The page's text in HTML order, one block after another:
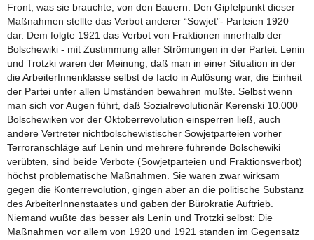
Front, was sie brauchte, von den Bauern. Den Gipfelpunkt dieser
Maßnahmen stellte das Verbot anderer “Sowjet”- Parteien 1920
dar. Dem folgte 1921 das Verbot von Fraktionen innerhalb der
Bolschewiki - mit Zustimmung aller Strömungen in der Partei. Lenin
und Trotzki waren der Meinung, daß man in einer Situation in der
die ArbeiterInnenklasse selbst de facto in Aulösung war, die Einheit
der Partei unter allen Umständen bewahren mußte. Selbst wenn
man sich vor Augen führt, daß Sozialrevolutionär Kerenski 10.000
Bolschewiken vor der Oktoberrevolution einsperren ließ, auch
andere Vertreter nichtbolschewistischer Sowjetparteien vorher
Terroranschläge auf Lenin und mehrere führende Bolschewiki
verübten, sind beide Verbote (Sowjetparteien und Fraktionsverbot)
höchst problematische Maßnahmen. Sie waren zwar wirksam
gegen die Konterrevolution, gingen aber an die politische Substanz
des ArbeiterInnenstaates und gaben der Bürokratie Auftrieb.
Niemand wußte das besser als Lenin und Trotzki selbst: Die
Maßnahmen vor allem von 1920 und 1921 standen im Gegensatz